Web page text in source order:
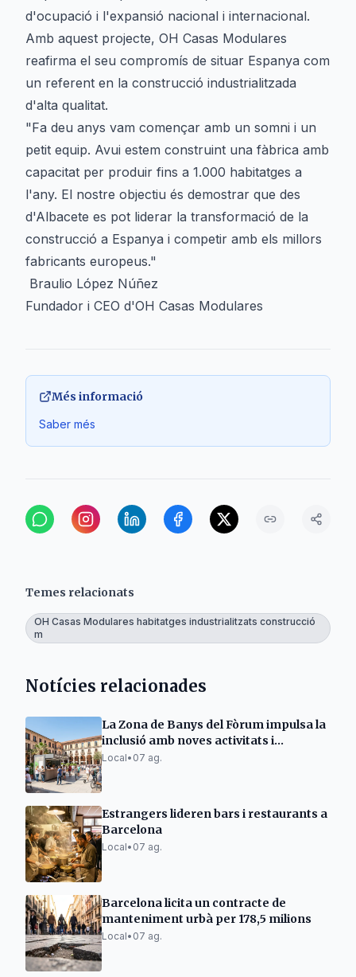
d'ocupació i l'expansió nacional i internacional.
Amb aquest projecte, OH Casas Modulares
reafirma el seu compromís de situar Espanya com
un referent en la construcció industrialitzada
d'alta qualitat.
"Fa deu anys vam començar amb un somni i un
petit equip. Avui estem construint una fàbrica amb
capacitat per produir fins a 1.000 habitatges a
l'any. El nostre objectiu és demostrar que des
d'Albacete es pot liderar la transformació de la
construcció a Espanya i competir amb els millors
fabricants europeus."
Braulio López Núñez
Fundador i CEO d'OH Casas Modulares
Més informació
Saber més
Temes relacionats
OH Casas Modulares habitatges industrialitzats construcció
m
Notícies relacionades
La Zona de Banys del Fòrum impulsa la
inclusió amb noves activitats i
guingueta
Local• 07 ag.
Estrangers lideren bars i restaurants a
Barcelona
Local• 07 ag.
Barcelona licita un contracte de
manteniment urbà per 178,5 milions
Local• 07 ag.